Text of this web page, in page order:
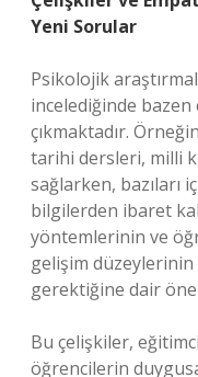
Yeni Sorular
Psikolojik
incelediğinde
çıkmaktadır.
tarihi dersleri, milli
sağlarken, bazıları
bilgilerden ibaret
yöntemlerinin ve
gelişim düzeylerinin
gerektiğine dair
Bu çelişkiler,
öğrencilerin